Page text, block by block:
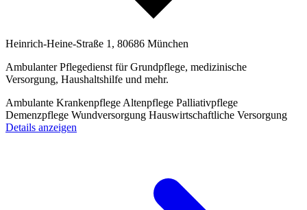
Heinrich-Heine-Straße 1, 80686 München
Ambulanter Pflegedienst für Grundpflege, medizinische
Versorgung, Haushaltshilfe und mehr.
Ambulante Krankenpflege Altenpflege Palliativpflege
Demenzpflege Wundversorgung Hauswirtschaftliche Versorgung
Details anzeigen